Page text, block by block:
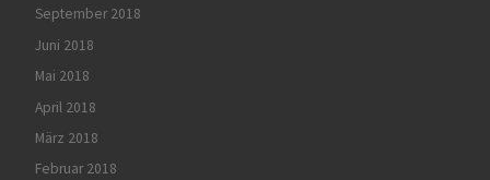
September 2018
Juni 2018
Mai 2018
April 2018
März 2018
Februar 2018